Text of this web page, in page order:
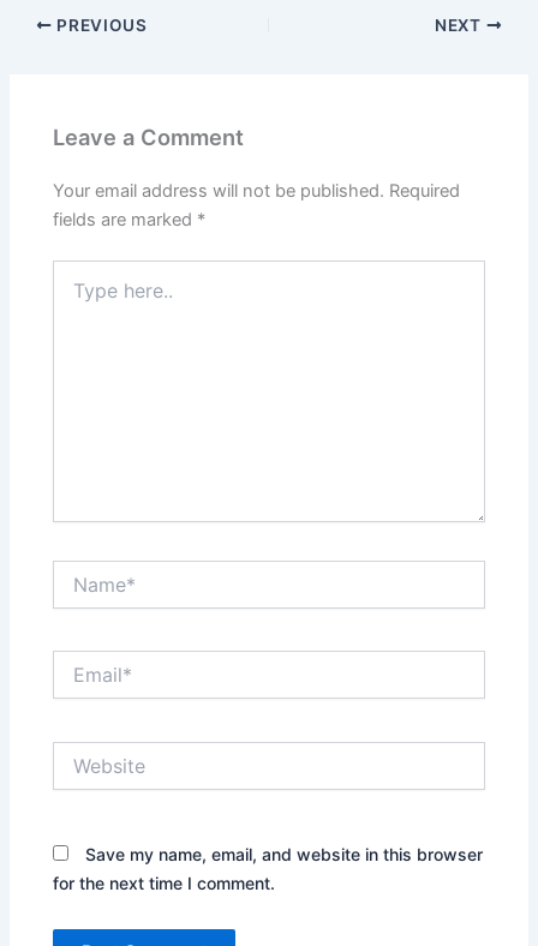
PREVIOUS NEXT
Leave a Comment
Your email address will not be published. Required
fields are marked *
here..
Save my name, email, and website in this browser
for the next time I comment.